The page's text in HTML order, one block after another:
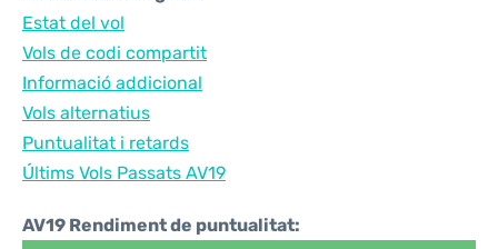
Estat del vol
Vols de codi compartit
Informació addicional
Vols alternatius
Puntualitat i retards
Últims Vols Passats AV19
AV19 Rendiment de puntualitat: